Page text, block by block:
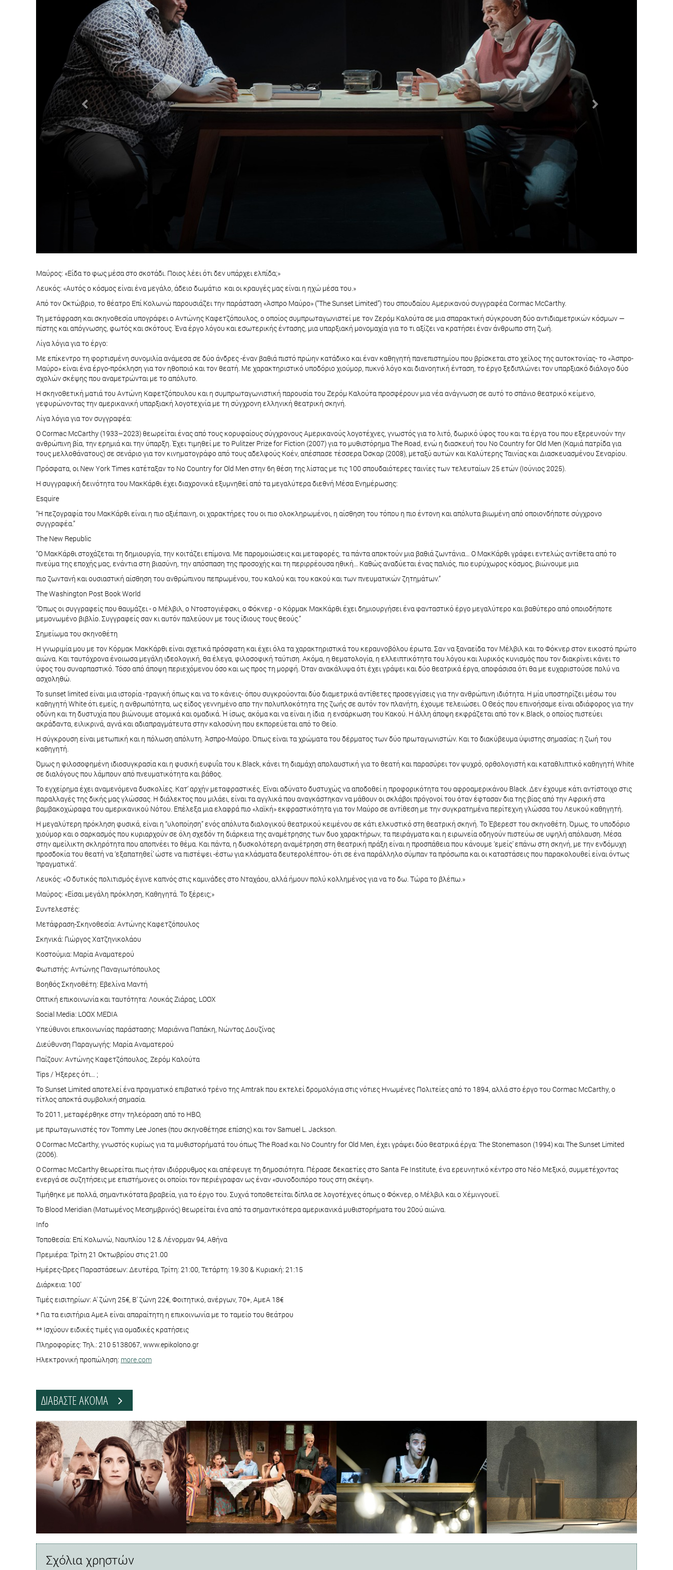
Μαύρος: «Είδα το φως μέσα στο σκοτάδι. Ποιος λέει ότι δεν υπάρχει ελπίδα;»
Λευκός: «Αυτός ο κόσμος είναι ένα μεγάλο, άδειο δωμάτιο και οι κραυγές μας είναι η ηχώ μέσα του.»
Από τον Οκτώβριο, το θέατρο Επί Κολωνώ παρουσιάζει την παράσταση «Άσπρο Μαύρο» (“The Sunset Limited”) του σπουδαίου Αμερικανού συγγραφέα Cormac McCarthy.
Τη μετάφραση και σκηνοθεσία υπογράφει ο Αντώνης Καφετζόπουλος, ο οποίος συμπρωταγωνιστεί με τον Ζερόμ Καλούτα σε μια σπαρακτική σύγκρουση δύο αντιδιαμετρικών κόσμων —
πίστης και απόγνωσης, φωτός και σκότους. Ένα έργο λόγου και εσωτερικής έντασης, μια υπαρξιακή μονομαχία για το τι αξίζει να κρατήσει έναν άνθρωπο στη ζωή.
Λίγα λόγια για το έργο:
Με επίκεντρο τη φορτισμένη συνομιλία ανάμεσα σε δύο άνδρες -έναν βαθιά πιστό πρώην κατάδικο και έναν καθηγητή πανεπιστημίου που βρίσκεται στο χείλος της αυτοκτονίας- το «Άσπρο-
Μαύρο» είναι ένα έργο-πρόκληση για τον ηθοποιό και τον θεατή. Με χαρακτηριστικό υποδόριο χιούμορ, πυκνό λόγο και διανοητική ένταση, το έργο ξεδιπλώνει τον υπαρξιακό διάλογο δύο
σχολών σκέψης που αναμετρώνται με το απόλυτο.
Η σκηνοθετική ματιά του Αντώνη Καφετζόπουλου και η συμπρωταγωνιστική παρουσία του Ζερόμ Καλούτα προσφέρουν μια νέα ανάγνωση σε αυτό το σπάνιο θεατρικό κείμενο,
γεφυρώνοντας την αμερικανική υπαρξιακή λογοτεχνία με τη σύγχρονη ελληνική θεατρική σκηνή.
Λίγα λόγια για τoν συγγραφέα:
Ο Cormac McCarthy (1933–2023) θεωρείται ένας από τους κορυφαίους σύγχρονους Αμερικανούς λογοτέχνες, γνωστός για το λιτό, δωρικό ύφος του και τα έργα του που εξερευνούν την
ανθρώπινη βία, την ερημιά και την ύπαρξη. Έχει τιμηθεί με το Pulitzer Prize for Fiction (2007) για το μυθιστόρημα The Road, ενώ η διασκευή του No Country for Old Men (Καμιά πατρίδα για
τους μελλοθάνατους) σε σενάριο για τον κινηματογράφο από τους αδελφούς Κοέν, απέσπασε τέσσερα Όσκαρ (2008), μεταξύ αυτών και Καλύτερης Ταινίας και Διασκευασμένου Σεναρίου.
Πρόσφατα, οι New York Times κατέταξαν το No Country for Old Men στην 6η θέση της λίστας με τις 100 σπουδαιότερες ταινίες των τελευταίων 25 ετών (Ιούνιος 2025).
Η συγγραφική δεινότητα του ΜακΚάρθι έχει διαχρονικά εξυμνηθεί από τα μεγαλύτερα διεθνή Μέσα Ενημέρωσης:
Esquire
“Η πεζογραφία του ΜακΚάρθι είναι η πιο αξιέπαινη, οι χαρακτήρες του οι πιο ολοκληρωμένοι, η αίσθηση του τόπου η πιο έντονη και απόλυτα βιωμένη από οποιονδήποτε σύγχρονο
συγγραφέα.”
The New Republic
“Ο ΜακΚάρθι στοχάζεται τη δημιουργία, την κοιτάζει επίμονα. Με παρομοιώσεις και μεταφορές, τα πάντα αποκτούν μια βαθιά ζωντάνια… Ο ΜακΚάρθι γράφει εντελώς αντίθετα από το
πνεύμα της εποχής μας, ενάντια στη βιασύνη, την απόσπαση της προσοχής και τη περιρρέουσα ηθική… Καθώς αναδύεται ένας παλιός, πιο ευρύχωρος κόσμος, βιώνουμε μια
πιο ζωντανή και ουσιαστική αίσθηση του ανθρώπινου πεπρωμένου, του καλού και του κακού και των πνευματικών ζητημάτων.”
The Washington Post Book World
“Όπως οι συγγραφείς που θαυμάζει - ο Μέλβιλ, ο Ντοστογιέφσκι, ο Φόκνερ - ο Κόρμακ ΜακΚάρθι έχει δημιουργήσει ένα φανταστικό έργο μεγαλύτερο και βαθύτερο από οποιοδήποτε
μεμονωμένο βιβλίο. Συγγραφείς σαν κι αυτόν παλεύουν με τους ίδιους τους θεούς.”
Σημείωμα του σκηνοθέτη
Η γνωριμία μου με τον Κόρμακ ΜακΚάρθι είναι σχετικά πρόσφατη και έχει όλα τα χαρακτηριστικά του κεραυνοβόλου έρωτα. Σαν να ξαναείδα τον Μέλβιλ και το Φόκνερ στον εικοστό πρώτο
αιώνα. Και ταυτόχρονα ένοιωσα μεγάλη ιδεολογική, θα έλεγα, φιλοσοφική ταύτιση. Ακόμα, η θεματολογία, η ελλειπτικότητα του λόγου και λυρικός κυνισμός που τον διακρίνει κάνει το
ύφος του συναρπαστικό. Τόσο από άποψη περιεχόμενου όσο και ως προς τη μορφή. Όταν ανακάλυψα ότι έχει γράψει και δύο θεατρικά έργα, αποφάσισα ότι θα με ευχαριστούσε πολύ να
ασχοληθώ.
Το sunset limited είναι μια ιστορία -τραγική όπως και να το κάνεις- όπου συγκρούονται δύο διαμετρικά αντίθετες προσεγγίσεις για την ανθρώπινη ιδιότητα. Η μία υποστηρίζει μέσω του
καθηγητή White ότι εμείς, η ανθρωπότητα, ως είδος γεννημένο απο την πολυπλοκότητα της ζωής σε αυτόν τον πλανήτη, έχουμε τελειώσει. Ο Θεός που επινοήσαμε είναι αδιάφορος για την
οδύνη και τη δυστυχία που βιώνουμε ατομικά και ομαδικά. Ή ίσως, ακόμα και να είναι η ίδια η ενσάρκωση του Κακού. Η άλλη άποψη εκφράζεται από τον κ.Black, ο οποίος πιστεύει
ακράδαντα, ειλικρινά, αγνά και αδιαπραγμάτευτα στην καλοσύνη που εκπορεύεται από το Θείο.
Η σύγκρουση είναι μετωπική και η πόλωση απόλυτη. Άσπρο-Μαύρο. Όπως είναι τα χρώματα του δέρματος των δύο πρωταγωνιστών. Και το διακύβευμα ύψιστης σημασίας: η ζωή του
καθηγητή.
Όμως η φιλοσοφημένη ιδιοσυγκρασία και η φυσική ευφυΐα του κ.Black, κάνει τη διαμάχη απολαυστική για το θεατή και παρασύρει τον ψυχρό, ορθολογιστή και καταθλιπτικό καθηγητή White
σε διαλόγους που λάμπουν από πνευματικότητα και βάθος.
Το εγχείρημα έχει αναμενόμενα δυσκολίες. Κατ’ αρχήν μεταφραστικές. Είναι αδύνατο δυστυχώς να αποδοθεί η προφορικότητα του αφροαμερικάνου Black. Δεν έχουμε κάτι αντίστοιχο στις
παραλλαγές της δικής μας γλώσσας. Η διάλεκτος που μιλάει, είναι τα αγγλικά που αναγκάστηκαν να μάθουν οι σκλάβοι πρόγονοί του όταν έφτασαν δια της βίας από την Αφρική στα
βαμβακοχώραφα του αμερικανικού Νότου. Επέλεξα μια ελαφρά πιο «λαϊκή» εκφραστικότητα για τον Μαύρο σε αντίθεση με την συγκρατημένα περίτεχνη γλώσσα του Λευκού καθηγητή.
Η μεγαλύτερη πρόκληση φυσικά, είναι η “υλοποίηση” ενός απόλυτα διαλογικού θεατρικού κειμένου σε κάτι ελκυστικό στη θεατρική σκηνή. Το Έβερεστ του σκηνοθέτη. Όμως, το υποδόριο
χιούμορ και ο σαρκασμός που κυριαρχούν σε όλη σχεδόν τη διάρκεια της αναμέτρησης των δυο χαρακτήρων, τα πειράγματα και η ειρωνεία οδηγούν πιστεύω σε υψηλή απόλαυση. Μέσα
στην αμείλικτη σκληρότητα που αποπνέει το θέμα. Και πάντα, η δυσκολότερη αναμέτρηση στη θεατρική πράξη είναι η προσπάθεια που κάνουμε ‘εμείς’ επάνω στη σκηνή, με την ενδόμυχη
προσδοκία του θεατή να ‘εξαπατηθεί’ ώστε να πιστέψει -έστω για κλάσματα δευτερολέπτου- ότι σε ένα παράλληλο σύμπαν τα πρόσωπα και οι καταστάσεις που παρακολουθεί είναι όντως
‘πραγματικά’.
Λευκός: «Ο δυτικός πολιτισμός έγινε καπνός στις καμινάδες στο Νταχάου, αλλά ήμουν πολύ κολλημένος για να το δω. Τώρα το βλέπω.»
Μαύρος: «Είσαι μεγάλη πρόκληση, Καθηγητά. Το ξέρεις;»
Συντελεστές:
Μετάφραση-Σκηνοθεσία: Αντώνης Καφετζόπουλος
Σκηνικά: Γιώργος Χατζηνικολάου
Κοστούμια: Μαρία Αναματερού
Φωτιστής: Αντώνης Παναγιωτόπουλος
Βοηθός Σκηνοθέτη: Εβελίνα Μαντή
Οπτική επικοινωνία και ταυτότητα: Λουκάς Ζιάρας, LOOX
Social Media: LOOX MEDIA
Υπεύθυνοι επικοινωνίας παράστασης: Μαριάννα Παπάκη, Νώντας Δουζίνας
Διεύθυνση Παραγωγής: Μαρία Αναματερού
Παίζουν: Αντώνης Καφετζόπουλος, Ζερόμ Καλούτα
Tips / Ήξερες ότι… ;
Το Sunset Limited αποτελεί ένα πραγµατικό επιβατικό τρένο της Amtrak που εκτελεί δροµολόγια στις νότιες Ηνωµένες Πολιτείες από το 1894, αλλά στο έργο του Cormac McCarthy, ο
τίτλος αποκτά συµβολική σηµασία.
Το 2011, μεταφέρθηκε στην τηλεόραση από το HBO,
με πρωταγωνιστές τον Tommy Lee Jones (που σκηνοθέτησε επίσης) και τον Samuel L. Jackson.
Ο Cormac McCarthy, γνωστός κυρίως για τα μυθιστορήματά του όπως The Road και No Country for Old Men, έχει γράψει δύο θεατρικά έργα: The Stonemason (1994) και The Sunset Limited
(2006).
Ο Cormac McCarthy θεωρείται πως ήταν ιδιόρρυθμος και απέφευγε τη δημοσιότητα. Πέρασε δεκαετίες στο Santa Fe Institute, ένα ερευνητικό κέντρο στο Νέο Μεξικό, συμμετέχοντας
ενεργά σε συζητήσεις με επιστήμονες οι οποίοι τον περιέγραφαν ως έναν «συνοδοιπόρο τους στη σκέψη».
Τιμήθηκε με πολλά, σημαντικότατα βραβεία, για το έργο του. Συχνά τοποθετείται δίπλα σε λογοτέχνες όπως ο Φόκνερ, ο Μέλβιλ και ο Χέμινγουεϊ.
Το Blood Meridian (Ματωμένος Μεσημβρινός) θεωρείται ένα από τα σημαντικότερα αμερικανικά μυθιστορήματα του 20ού αιώνα.
Info
Τοποθεσία: Επί Κολωνώ, Ναυπλίου 12 & Λένορμαν 94, Αθήνα
Πρεμιέρα: Τρίτη 21 Οκτωβρίου στις 21.00
Ημέρες-Ώρες Παραστάσεων: Δευτέρα, Τρίτη: 21:00, Τετάρτη: 19.30 & Κυριακή: 21:15
Διάρκεια: 100’
Τιμές εισιτηρίων: Α' ζώνη 25€, Β' ζώνη 22€, Φοιτητικό, ανέργων, 70+, ΑμεΑ 18€
* Για τα εισιτήρια ΑμεΑ είναι απαραίτητη η επικοινωνία με το ταμείο του θεάτρου
** Ισχύουν ειδικές τιμές για ομαδικές κρατήσεις
Πληροφορίες: Τηλ.: 210 5138067, www.epikolono.gr
Ηλεκτρονική προπώληση: more.com
ΔΙΑΒΑΣΤΕ ΑΚΟΜΑ
Σχόλια χρηστών